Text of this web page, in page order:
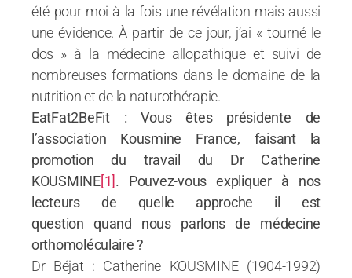
été pour moi à la fois une révélation mais aussi
une évidence. À partir de ce jour, j’ai « tourné le
dos » à la médecine allopathique et suivi de
nombreuses formations dans le domaine de la
nutrition et de la naturothérapie.
EatFat2BeFit : Vous êtes présidente de
l’association Kousmine France, faisant la
promotion du travail du Dr Catherine
KOUSMINE[1]. Pouvez-vous expliquer à nos
lecteurs de quelle approche il est
question quand nous parlons de médecine
orthomoléculaire ?
Dr Béjat : Catherine KOUSMINE (1904-1992)